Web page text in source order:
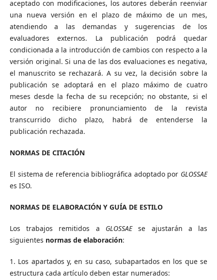
aceptado con modificaciones, los autores deberán reenviar
una nueva versión en el plazo de máximo de un mes,
atendiendo a las demandas y sugerencias de los
evaluadores externos. La publicación podrá quedar
condicionada a la introducción de cambios con respecto a la
versión original. Si una de las dos evaluaciones es negativa,
el manuscrito se rechazará. A su vez, la decisión sobre la
publicación se adoptará en el plazo máximo de cuatro
meses desde la fecha de su recepción; no obstante, si el
autor no recibiere pronunciamiento de la revista
transcurrido dicho plazo, habrá de entenderse la
publicación rechazada.
NORMAS DE CITACIÓN
El sistema de referencia bibliográfica adoptado por GLOSSAE
es ISO.
NORMAS DE ELABORACIÓN Y GUÍA DE ESTILO
Los trabajos remitidos a GLOSSAEse ajustarán a las
siguientes normas de elaboración:
1. Los apartados y, en su caso, subapartados en los que se
estructura cada artículo deben estar numerados: